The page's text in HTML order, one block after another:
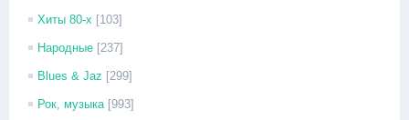
Хиты 80-х [103]
Народные [237]
Blues & Jaz [299]
Рок, музыка [993]